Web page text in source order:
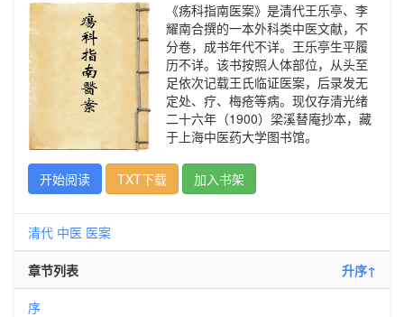
《疡科指南医案》是清代王乐亭、李
耀南合撰的一本外科类中医文献，不
分卷，成书年代不详。王乐亭生平履
历不详。该书按照人体部位，从头至
足依次记载王氏临证医案，后录发无
定处、疗、梅疮等病。现仅存清光绪
二十六年（1900）梁溪替庵抄本，藏
于上海中医药大学图书馆。
开始阅读 TXT下载 加入书架
清代 中医 医案
章节列表 升序↑
序